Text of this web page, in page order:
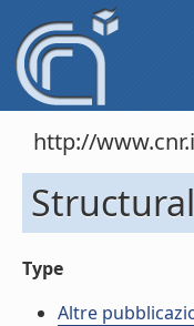
http://
Type
Altre